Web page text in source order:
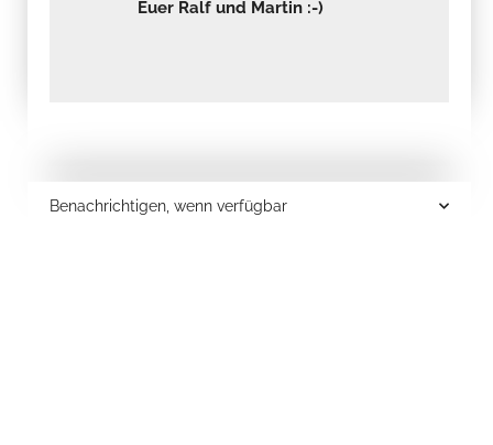
Euer Ralf und Martin :-)
Benachrichtigen, wenn verfügbar